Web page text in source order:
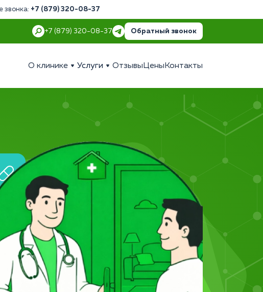
звонка: +7 (879) 320-08-37
+7 (879) 320-08-37 Обратный звонок
О клинике Услуги Отзывы Цены Контакты